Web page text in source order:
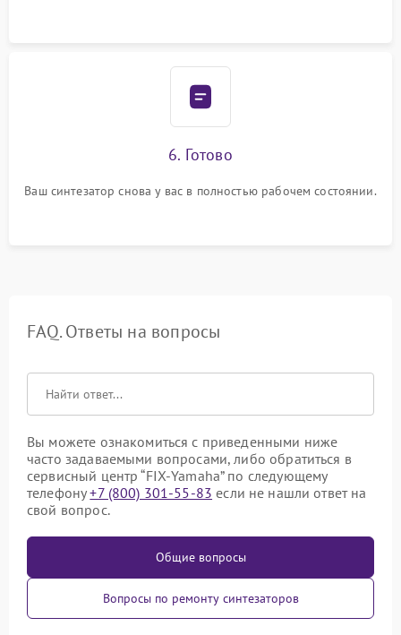
6. Готово
Ваш синтезатор снова у вас в полностью рабочем состоянии.
FAQ. Ответы на вопросы
Вы можете ознакомиться с приведенными ниже
часто задаваемыми вопросами, либо обратиться в
сервисный центр “FIX-Yamaha” по следующему
телефону+7 (800) 301-55-83 если не нашли ответ на
свой вопрос.
Общие вопросы
Вопросы по ремонту синтезаторов